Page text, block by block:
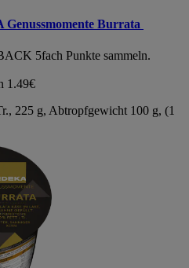
Genussmomente Burrata
5fach Punkte sammeln.
1.49€
225 g, Abtropfgewicht 100 g, (1